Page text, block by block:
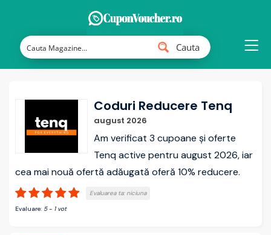
Cauta
Coduri Reducere Tenq
august 2026
Am verificat 3 cupoane și oferte
Tenq active pentru august 2026, iar
cea mai nouă ofertă adăugată oferă 10% reducere.
Evaluarea ta: niciuna
Evaluare: 5- 1 vot